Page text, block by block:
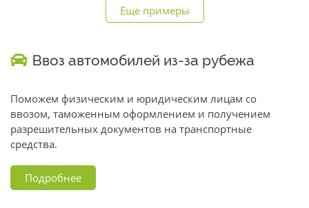
Еще примеры
Ввоз автомобилей из-за рубежа
Поможем физическим и юридическим лицам со
ввозом, таможенным оформлением и получением
разрешительных документов на транспортные
средства.
Подробнее